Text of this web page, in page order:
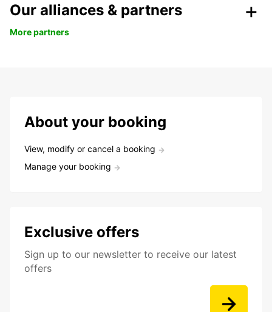
Our alliances & partners
More partners
About your booking
View, modify or cancel a booking
Manage your booking
Exclusive offers
Sign up to our newsletter to receive our latest
offers